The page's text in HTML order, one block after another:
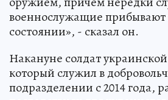
военнослужащие прибывают
состоянии», - сказал он.
Накануне солдат
который служил в
подразделении с 2014 года,